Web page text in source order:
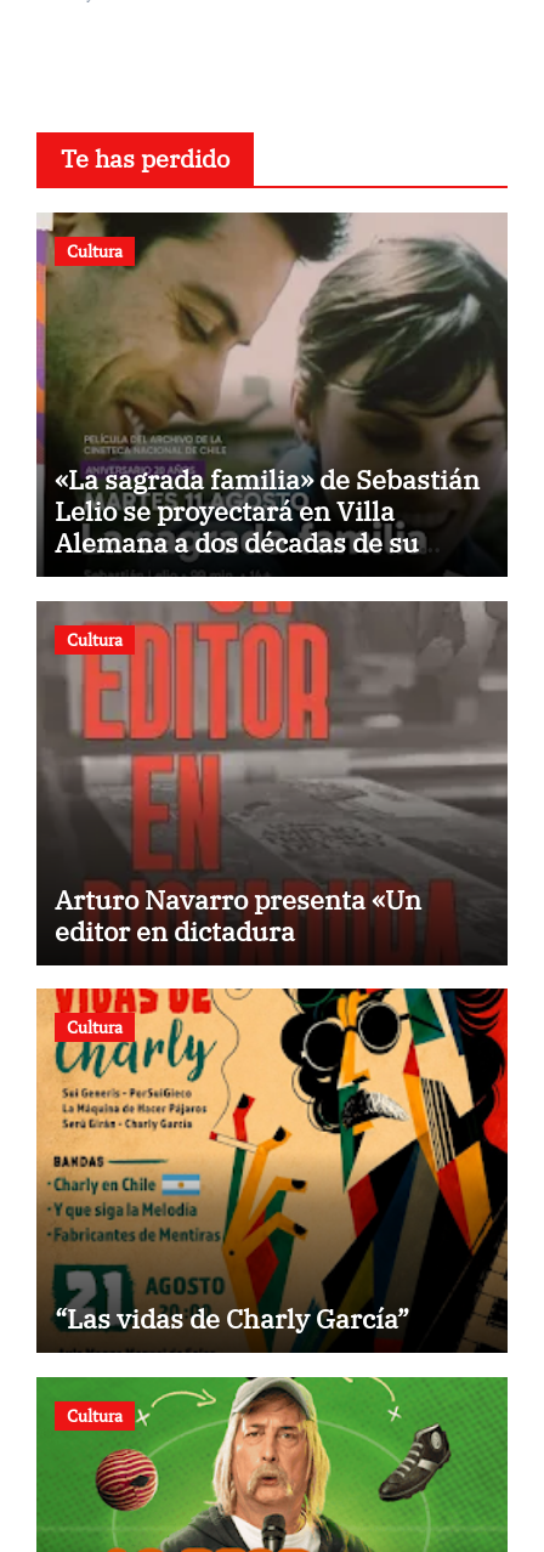
Te has perdido
Cultura
«La sagrada familia» de Sebastián
Lelio se proyectará en Villa
Alemana a dos décadas de su
estreno
Cultura
Arturo Navarro presenta «Un
editor en dictadura
Cultura
“Las vidas de Charly García”
Cultura